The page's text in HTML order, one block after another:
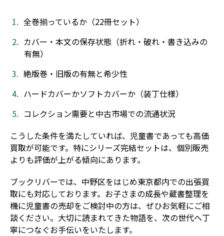
全巻揃っているか（22冊セット）
カバー・本文の保存状態（折れ・破れ・書き込みの
有無）
絶版巻・旧版の有無と希少性
ハードカバーかソフトカバーか（装丁仕様）
コレクション需要と中古市場での流通状況
こうした条件を満たしていれば、児童書であっても高価
買取が可能です。特にシリーズ完結セットは、個別販売
よりも評価が上がる傾向にあります。
ブックリバーでは、中野区をはじめ東京都内での出張買
取にも対応しております。お子さまの成長や蔵書整理を
機に児童書の売却をご検討中の方は、ぜひお気軽にご相
談ください。大切に読まれてきた物語を、次の世代へ丁
寧につなぐお手伝いをいたします。